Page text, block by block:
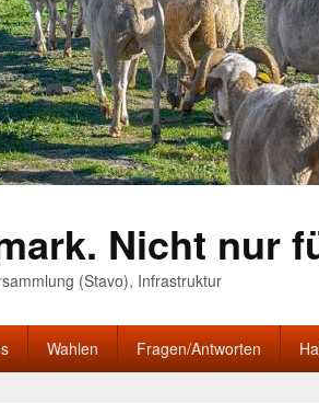
Nicht nur
(Stavo), Infrastruktur
Wahlen Fragen/Antworten